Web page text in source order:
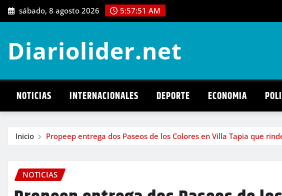
Saltar
al
sábado, 8 agosto 2026 5:57:52 AM
Diariolider.net
NOTICIAS INTERNACIONALES DEPORTE ECONOMIA
Inicio Propeep entrega dos Paseos de los Colores en Villa Tapia que
NOTICIAS